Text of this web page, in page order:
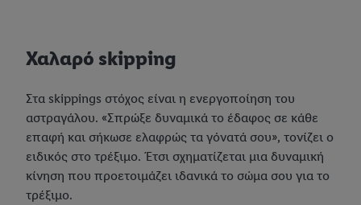
Χαλαρό skipping
Στα skippings στόχος είναι η ενεργοποίηση του
αστραγάλου. «Σπρώξε δυναμικά το έδαφος σε κάθε
επαφή και σήκωσε ελαφρώς τα γόνατά σου», τονίζει ο
ειδικός στο τρέξιμο. Έτσι σχηματίζεται μια δυναμική
κίνηση που προετοιμάζει ιδανικά το σώμα σου για το
τρέξιμο.